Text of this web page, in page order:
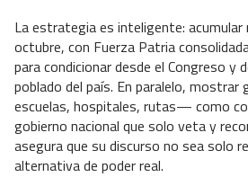
La estrategia es inteligente: acumular
octubre, con Fuerza Patria
para condicionar desde el Congreso y
poblado del país. En paralelo,
escuelas, hospitales, rutas— como
gobierno nacional que solo veta y
asegura que su discurso no sea solo
alternativa de poder real.